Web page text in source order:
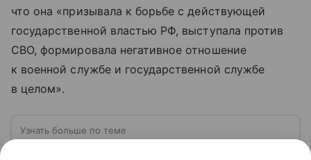
что она «призывала к борьбе с действующей
государственной властью РФ, выступала против
СВО, формировала негативное отношение
к военной службе и государственной службе
в целом».
Узнать больше по теме